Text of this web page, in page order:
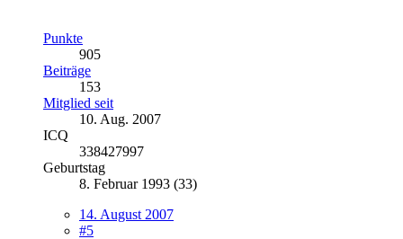
Punkte
905
Beiträge
153
Mitglied seit
10. Aug. 2007
ICQ
338427997
Geburtstag
8. Februar 1993 (33)
14. August 2007
#5